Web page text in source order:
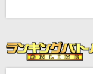
助演女優症2